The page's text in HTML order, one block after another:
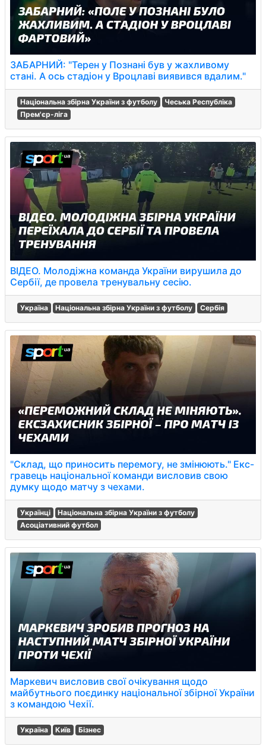
ЗАБАРНИЙ: "Терен у Познані був у жахливому
стані. А ось стадіон у Вроцлаві виявився вдалим."
Національна збірна України з футболу
Чеська Республіка
Прем'єр-ліга
ВІДЕО. Молодіжна команда України вирушила до
Сербії, де провела тренувальну сесію.
Україна Національна збірна України з футболу Сербія
"Склад, що приносить перемогу, не змінюють." Екс-
гравець національної команди висловив свою
думку щодо матчу з чехами.
Українці
Національна збірна України з футболу
Асоціативний футбол
Маркевич висловив свої очікування щодо
майбутнього поєдинку національної збірної України
з командою Чехії.
Україна Київ Бізнес